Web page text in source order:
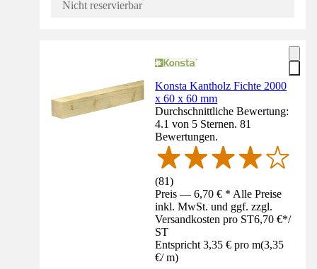
Nicht reservierbar
Konsta Kantholz Fichte 2000
x 60 x 60 mm
Durchschnittliche Bewertung:
4.1 von 5 Sternen. 81
Bewertungen.
(81)
Preis — 6,70 € * Alle Preise
inkl. MwSt. und ggf. zzgl.
Versandkosten pro ST6,70 €*/
ST
Entspricht 3,35 € pro m(3,35
€/ m)